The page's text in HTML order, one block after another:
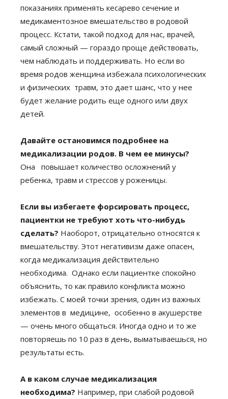
показаниях применять кесарево сечение и
медикаментозное вмешательство в родовой
процесс. Кстати, такой подход для нас, врачей,
самый сложный — гораздо проще действовать,
чем наблюдать и поддерживать. Но если во
время родов женщина избежала психологических
и физических травм, это дает шанс, что у нее
будет желание родить еще одного или двух
детей.
Давайте остановимся подробнее на
медикализации родов. В чем ее минусы?
Она повышает количество осложнений у
ребенка, травм и стрессов у роженицы.
Если вы избегаете форсировать процесс,
пациентки не требуют хоть что-нибудь
сделать? Наоборот, отрицательно относятся к
вмешательству. Этот негативизм даже опасен,
когда медикализация действительно
необходима. Однако если пациентке спокойно
объяснить, то как правило конфликта можно
избежать. С моей точки зрения, один из важных
элементов в медицине, особенно в акушерстве
— очень много общаться. Иногда одно и то же
повторяешь по 10 раз в день, выматываешься, но
результаты есть.
А в каком случае медикализация
необходима? Например, при слабой родовой